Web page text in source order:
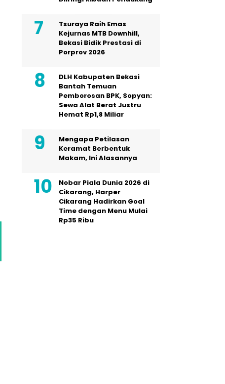
Tsuraya Raih Emas
Kejurnas MTB Downhill,
Bekasi Bidik Prestasi di
Porprov 2026
DLH Kabupaten Bekasi
Bantah Temuan
Pemborosan BPK, Sopyan:
Sewa Alat Berat Justru
Hemat Rp1,8 Miliar
Mengapa Petilasan
Keramat Berbentuk
Makam, Ini Alasannya
Nobar Piala Dunia 2026 di
Cikarang, Harper
Cikarang Hadirkan Goal
Time dengan Menu Mulai
Rp35 Ribu